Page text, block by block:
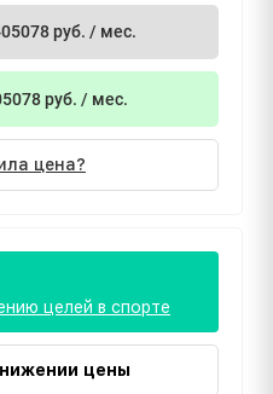
руб. / мес.
руб. / мес.
цена?
целей в спорте
цены